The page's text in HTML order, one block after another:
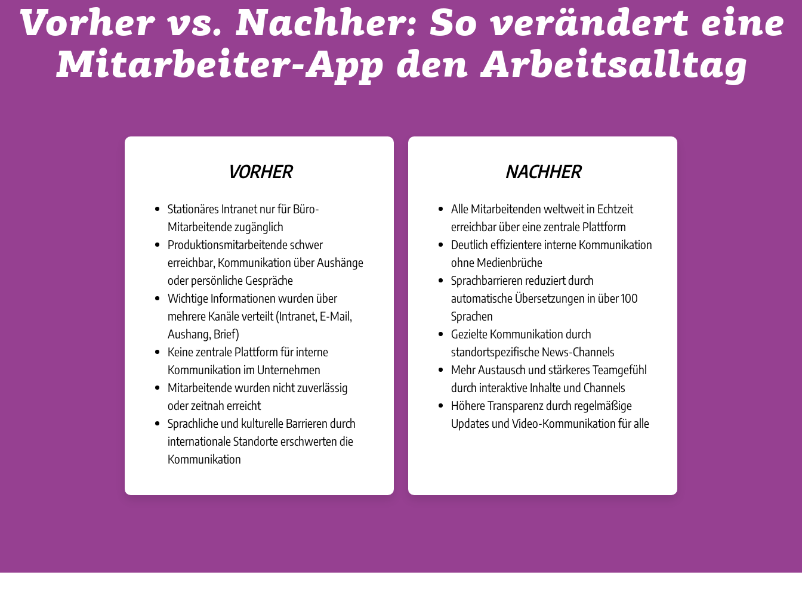
Vorher vs. Nachher: So verändert eine
Mitarbeiter-App den Arbeitsalltag
VORHER
Stationäres Intranet nur für Büro-
Mitarbeitende zugänglich
Produktionsmitarbeitende schwer
erreichbar, Kommunikation über Aushänge
oder persönliche Gespräche
Wichtige Informationen wurden über
mehrere Kanäle verteilt (Intranet, E-Mail,
Aushang, Brief)
Keine zentrale Plattform für interne
Kommunikation im Unternehmen
Mitarbeitende wurden nicht zuverlässig
oder zeitnah erreicht
Sprachliche und kulturelle Barrieren durch
internationale Standorte erschwerten die
Kommunikation
NACHHER
Alle Mitarbeitenden weltweit in Echtzeit
erreichbar über eine zentrale Plattform
Deutlich effizientere interne Kommunikation
ohne Medienbrüche
Sprachbarrieren reduziert durch
automatische Übersetzungen in über 100
Sprachen
Gezielte Kommunikation durch
standortspezifische News-Channels
Mehr Austausch und stärkeres Teamgefühl
durch interaktive Inhalte und Channels
Höhere Transparenz durch regelmäßige
Updates und Video-Kommunikation für alle